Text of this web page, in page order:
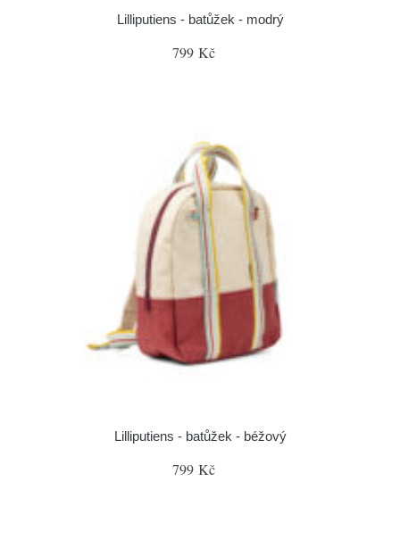
Lilliputiens - batůžek - modrý
799 Kč
Lilliputiens - batůžek - béžový
799 Kč